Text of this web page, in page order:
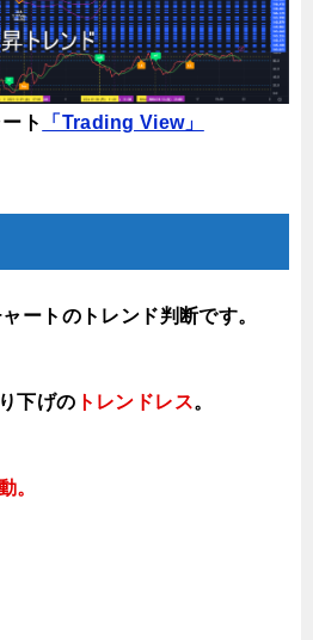
ト 「Trading View」
ートのトレンド判断です。
下げの トレンドレス。
。